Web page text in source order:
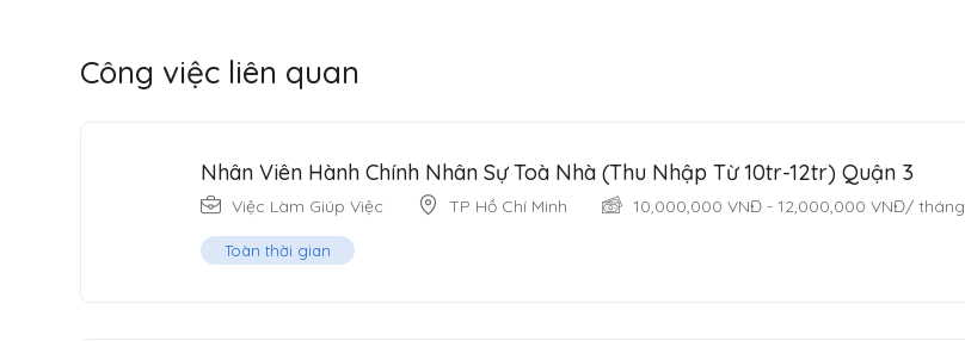
Công việc liên quan
Nhân Viên Hành Chính Nhân Sự Toà Nhà (Thu Nhập Từ 10tr-12tr) Quận 3
Việc Làm Giúp Việc TP Hồ Chí Minh 10,000,000 VNĐ - 12,000,000 VNĐ/ tháng
Toàn thời gian